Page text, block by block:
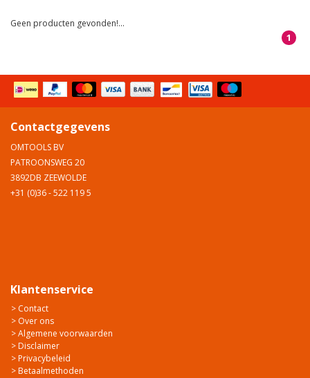
Geen producten gevonden!...
1
Contactgegevens
OMTOOLS BV
PATROONSWEG 20
3892DB ZEEWOLDE
+31 (0)36 - 522 119 5
Klantenservice
> Contact
> Over ons
> Algemene voorwaarden
> Disclaimer
> Privacybeleid
> Betaalmethoden